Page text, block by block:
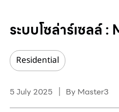
ระบบโซล่าร์เซลล์
Residential
5 July 2025 By Master3